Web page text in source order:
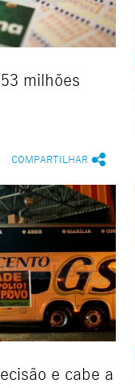
milhões
COMPARTILHAR
e cabe a